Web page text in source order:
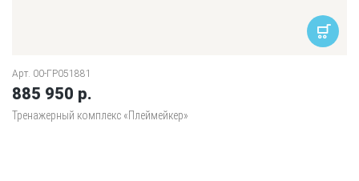
Арт. 00-ГР051881
885 950 р.
Тренажерный комплекс «Плеймейкер»